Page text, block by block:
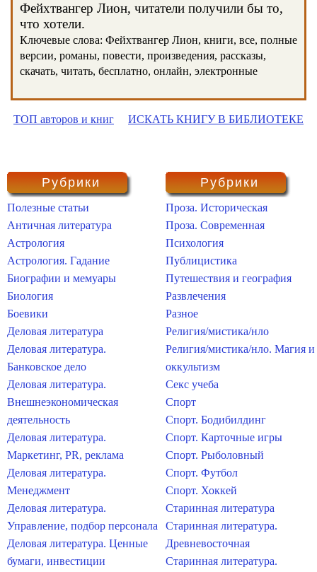
Фейхтвангер Лион, читатели получили бы то,
что хотели.
Ключевые слова: Фейхтвангер Лион, книги, все, полные
версии, романы, повести, произведения, рассказы,
скачать, читать, бесплатно, онлайн, электронные
ТОП авторов и книг ИСКАТЬ КНИГУ В БИБЛИОТЕКЕ
Рубрики
Полезные статьи
Античная литература
Астрология
Астрология. Гадание
Биографии и мемуары
Биология
Боевики
Деловая литература
Деловая литература.
Банковское дело
Деловая литература.
Внешнеэкономическая
деятельность
Деловая литература.
Маркетинг, PR, реклама
Деловая литература.
Менеджмент
Деловая литература.
Управление, подбор персонала
Деловая литература. Ценные
бумаги, инвестиции
Рубрики
Проза. Историческая
Проза. Современная
Психология
Публицистика
Путешествия и география
Развлечения
Разное
Религия/мистика/нло
Религия/мистика/нло. Магия и
оккультизм
Секс учеба
Спорт
Спорт. Бодибилдинг
Спорт. Карточные игры
Спорт. Рыболовный
Спорт. Футбол
Спорт. Хоккей
Старинная литература
Старинная литература.
Древневосточная
Старинная литература.